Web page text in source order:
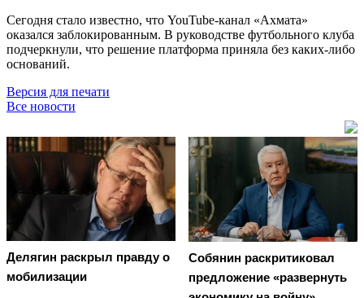
Сегодня стало известно, что YouTube-канал «Ахмата»
оказался заблокированным. В руководстве футбольного клуба
подчеркнули, что решение платформа приняла без каких-либо
оснований.
Версия для печати
Все новости
Делягин раскрыл правду о
мобилизации
Собянин раскритиковал
предложение «развернуть